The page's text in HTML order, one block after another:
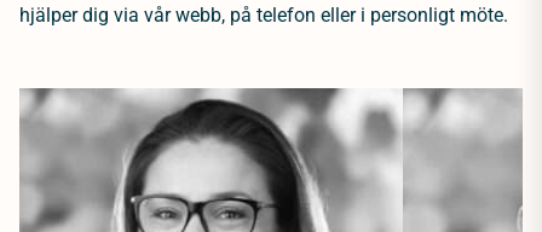
hjälper dig via vår webb, på telefon eller i personligt möte.